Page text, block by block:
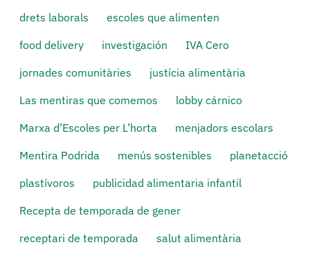
drets laborals
escoles que alimenten
food delivery
investigación
IVA Cero
jornades comunitàries
justícia alimentària
Las mentiras que comemos
lobby cárnico
Marxa d’Escoles per L’horta
menjadors escolars
Mentira Podrida
menús sostenibles
planetacció
plastívoros
publicidad alimentaria infantil
Recepta de temporada de gener
receptari de temporada
salut alimentària